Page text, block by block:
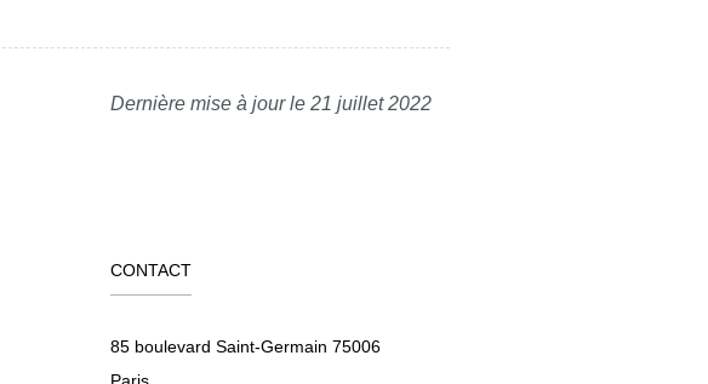
Dernière mise à jour le 21 juillet 2022
CONTACT
85 boulevard Saint-Germain 75006